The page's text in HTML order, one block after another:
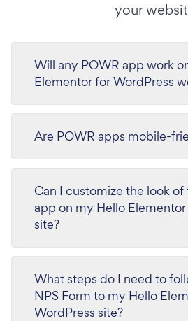
your
Will any POWR app work
Elementor for WordPress
Are POWR apps mobile-
Can I customize the look of
app on my Hello
site?
What steps do I need to
NPS Form to my Hello
WordPress site?